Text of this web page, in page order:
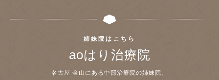
姉妹院はこちら
aoはり治療院
名古屋 金山にある中部治療院の姉妹院。